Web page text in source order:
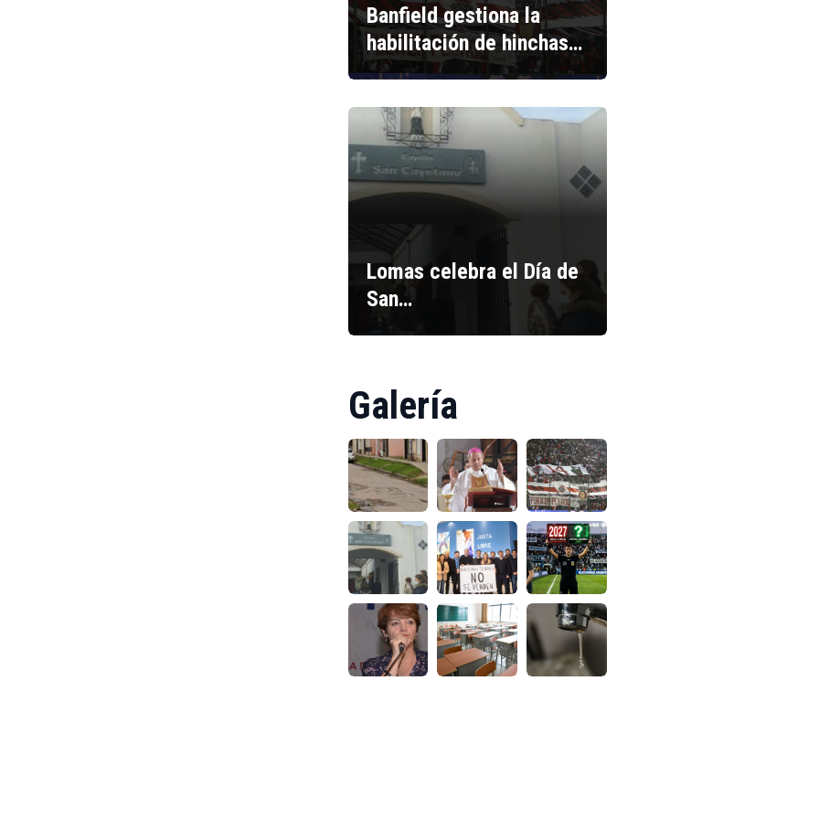
Banfield gestiona la
habilitación de hinchas…
Lomas celebra el Día de
San…
Galería